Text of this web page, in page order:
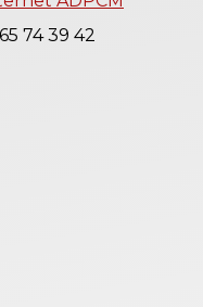
74 39 42